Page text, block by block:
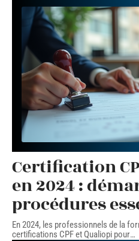
Certification
en 2024 :
procédures
En 2024, les professionnels de la
certifications CPF et Qualiopi pour…